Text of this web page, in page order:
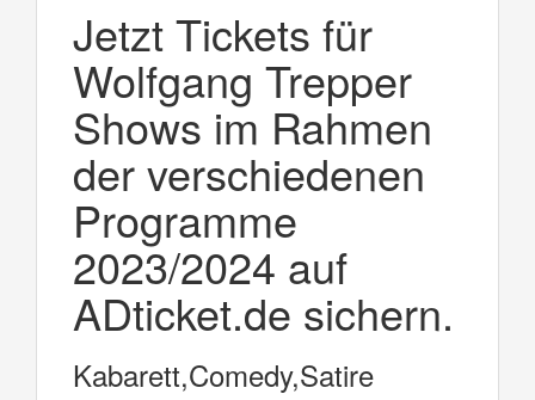
Jetzt Tickets für
Wolfgang Trepper
Shows im Rahmen
der verschiedenen
Programme
2023/2024 auf
ADticket.de sichern.
Kabarett,Comedy,Satire